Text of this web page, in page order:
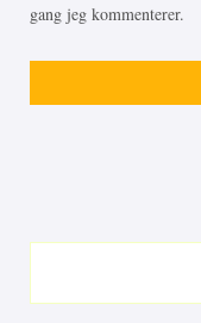
gang jeg kommenterer.